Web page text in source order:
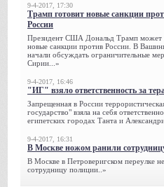
9-4-2017, 17:30
Трамп готовит новые санкции
России
Президент США Дональд Трамп может
новые санкции против России. В
начали обсуждать ограничительные
Сирии...»
9-4-2017, 16:46
"ИГ" взяло ответственность за
Запрещенная в России
государство" взяла на себя
египетских городах Танта и
9-4-2017, 16:31
В Москве ножом ранили
В Москве в Петроверигском переулке
сотрудницу полиции..»